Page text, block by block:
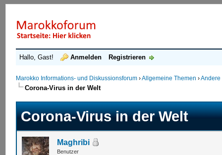
Hallo, Gast! Anmelden Registrieren
Marokko Informations- und Diskussionsforum ›Allgemeine Themen ›Andere
Corona-Virus in der Welt
Corona-Virus in der Welt
Maghribi
Benutzer